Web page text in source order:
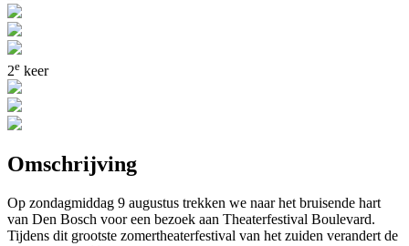
2e keer
Omschrijving
Op zondagmiddag 9 augustus trekken we naar het bruisende hart
van Den Bosch voor een bezoek aan Theaterfestival Boulevard.
Tijdens dit grootste zomertheaterfestival van het zuiden verandert de